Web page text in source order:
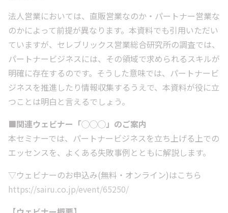
法人営業においては、直販営業なのか・パートナー営業な
のかによって前提が異なります。本資料でも引用いただい
ていますが、セレブリックス営業総合研究所の調査では、
パートナービジネスには、その領域で求められるスキルが
明確に存在するのです。そうした意味では、パートナービ
ジネスを推進したり情報収集するうえで、本資料が役に立
つことは明白と言えるでしょう。
■関連ウェビナー「◯◯◯」のご案内
本セミナーでは、パートナービジネスを立ち上げる上での
エッセンスを、よくある失敗事例とともに解説します。
▽ウェビナーのお申込み(無料・オンライン)はこちら
https://sairu.co.jp/event/65250/